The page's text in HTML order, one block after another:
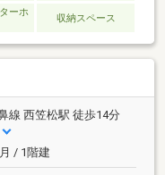
ーホ
収納スペース
線 西笠松駅 徒歩14分
/ 1階建